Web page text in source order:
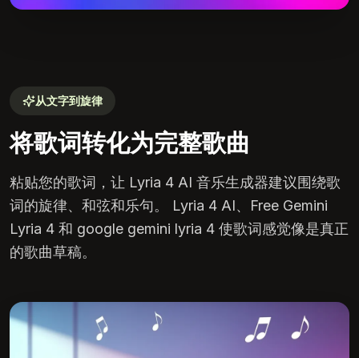
从文字到旋律
将歌词转化为完整歌曲
粘贴您的歌词，让 Lyria 4 AI 音乐生成器建议围绕歌
词的旋律、和弦和乐句。 Lyria 4 AI、Free Gemini
Lyria 4 和 google gemini lyria 4 使歌词感觉像是真正
的歌曲草稿。